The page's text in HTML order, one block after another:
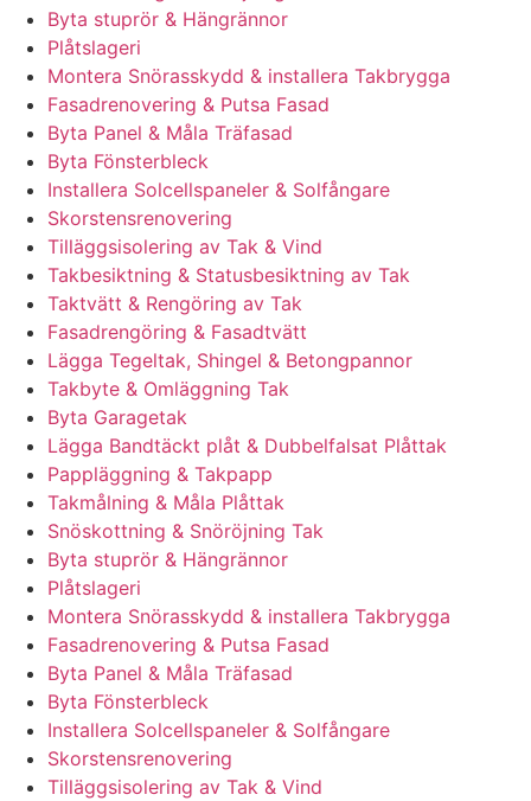
Byta stuprör & Hängrännor
Plåtslageri
Montera Snörasskydd & installera Takbrygga
Fasadrenovering & Putsa Fasad
Byta Panel & Måla Träfasad
Byta Fönsterbleck
Installera Solcellspaneler & Solfångare
Skorstensrenovering
Tilläggsisolering av Tak & Vind
Takbesiktning & Statusbesiktning av Tak
Taktvätt & Rengöring av Tak
Fasadrengöring & Fasadtvätt
Lägga Tegeltak, Shingel & Betongpannor
Takbyte & Omläggning Tak
Byta Garagetak
Lägga Bandtäckt plåt & Dubbelfalsat Plåttak
Pappläggning & Takpapp
Takmålning & Måla Plåttak
Snöskottning & Snöröjning Tak
Byta stuprör & Hängrännor
Plåtslageri
Montera Snörasskydd & installera Takbrygga
Fasadrenovering & Putsa Fasad
Byta Panel & Måla Träfasad
Byta Fönsterbleck
Installera Solcellspaneler & Solfångare
Skorstensrenovering
Tilläggsisolering av Tak & Vind